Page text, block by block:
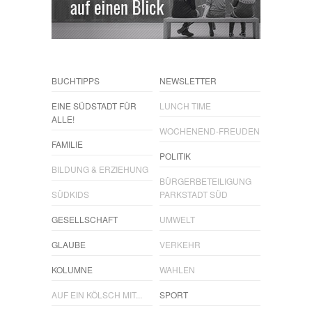
BUCHTIPPS
EINE SÜDSTADT FÜR
ALLE!
FAMILIE
BILDUNG & ERZIEHUNG
SÜDKIDS
GESELLSCHAFT
GLAUBE
KOLUMNE
AUF EIN KÖLSCH MIT...
NEWSLETTER
LUNCH TIME
WOCHENEND-FREUDEN
POLITIK
BÜRGERBETEILIGUNG
PARKSTADT SÜD
UMWELT
VERKEHR
WAHLEN
SPORT